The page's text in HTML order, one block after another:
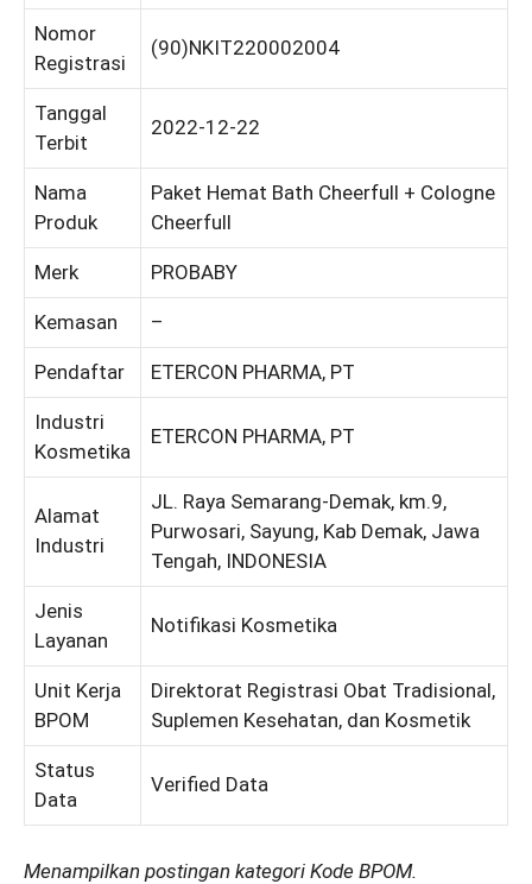
Nomor
Registrasi
(90)NKIT220002004
Tanggal
Terbit
2022-12-22
Nama
Produk
Paket Hemat Bath Cheerfull + Cologne
Cheerfull
Merk PROBABY
Kemasan –
Pendaftar ETERCON PHARMA, PT
Industri
Kosmetika
ETERCON PHARMA, PT
Alamat
Industri
JL. Raya Semarang-Demak, km.9,
Purwosari, Sayung, Kab Demak, Jawa
Tengah, INDONESIA
Jenis
Layanan
Notifikasi Kosmetika
Unit Kerja
BPOM
Direktorat Registrasi Obat Tradisional,
Suplemen Kesehatan, dan Kosmetik
Status
Data
Verified Data
Menampilkan postingan kategori Kode BPOM.